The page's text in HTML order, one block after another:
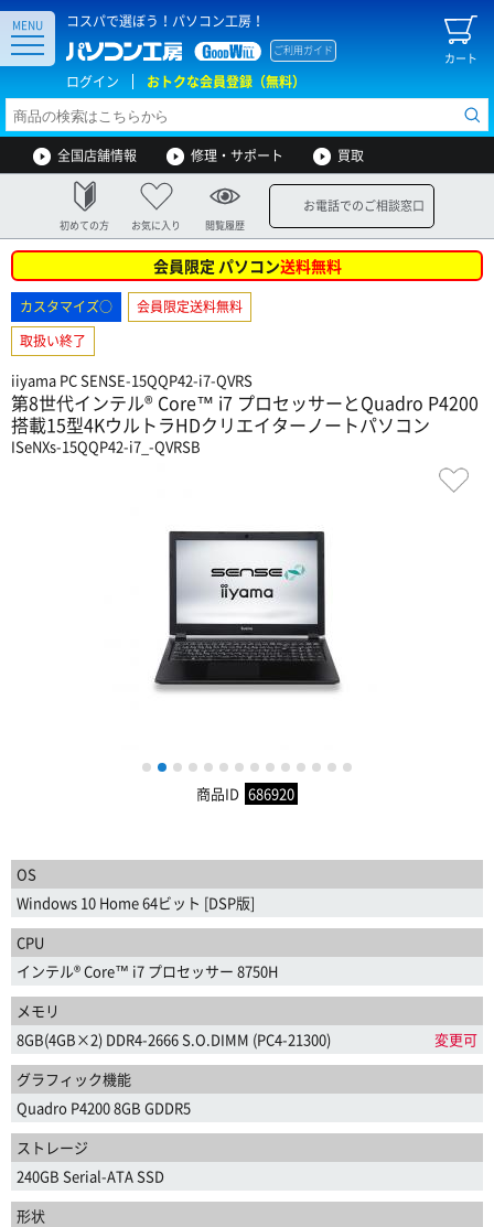
コスパで選ぼう！パソコン工房！
カート
ご利用ガイド
ログイン おトクな会員登録（無料）
MENU
全国店舗情報 修理・サポート 買取
初めての方 お気に入り 閲覧履歴
お電話でのご相談窓口
会員限定 パソコン送料無料
カスタマイズ○
会員限定送料無料
取扱い終了
iiyama PC SENSE-15QQP42-i7-QVRS
第8世代インテル® Core™ i7 プロセッサーとQuadro P4200
搭載15型4KウルトラHDクリエイターノートパソコン
ISeNXs-15QQP42-i7_-QVRSB
1 2 3 4 5 6 7 8 9 10 11 12 13
商品ID 686920
OS
Windows 10 Home 64ビット [DSP版]
CPU
インテル® Core™ i7 プロセッサー 8750H
メモリ
8GB(4GB×2) DDR4-2666 S.O.DIMM (PC4-21300)
変更可
グラフィック機能
Quadro P4200 8GB GDDR5
ストレージ
240GB Serial-ATA SSD
形状